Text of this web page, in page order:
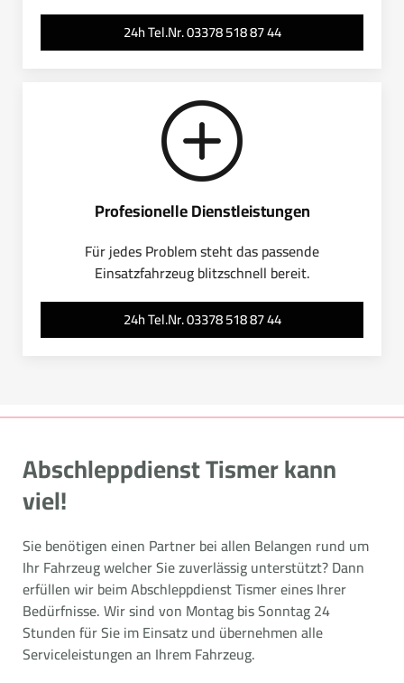
24h Tel.Nr. 03378 518 87 44
Profesionelle Dienstleistungen
Für jedes Problem steht das passende
Einsatzfahrzeug blitzschnell bereit.
24h Tel.Nr. 03378 518 87 44
Abschleppdienst Tismer kann
viel!
Sie benötigen einen Partner bei allen Belangen rund um
Ihr Fahrzeug welcher Sie zuverlässig unterstützt? Dann
erfüllen wir beim Abschleppdienst Tismer eines Ihrer
Bedürfnisse. Wir sind von Montag bis Sonntag 24
Stunden für Sie im Einsatz und übernehmen alle
Serviceleistungen an Ihrem Fahrzeug.